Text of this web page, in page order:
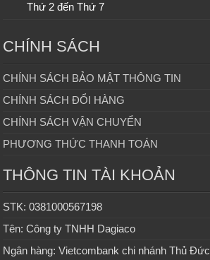
Thứ 2 đến Thứ 7
CHÍNH SÁCH
CHÍNH SÁCH BẢO MẬT THÔNG TIN
CHÍNH SÁCH ĐỔI HÀNG
CHÍNH SÁCH VẬN CHUYỂN
PHƯƠNG THỨC THANH TOÁN
THÔNG TIN TÀI KHOẢN
STK: 0381000567198
Tên: Công ty TNHH Dagiaco
Ngân hàng: Vietcombank chi nhánh Thủ Đức